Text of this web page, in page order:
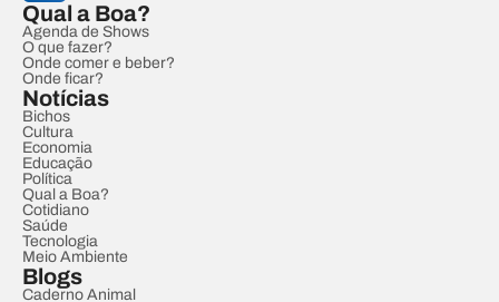
Qual a Boa?
Agenda de Shows
O que fazer?
Onde comer e beber?
Onde ficar?
Notícias
Bichos
Cultura
Economia
Educação
Política
Qual a Boa?
Cotidiano
Saúde
Tecnologia
Meio Ambiente
Blogs
Caderno Animal